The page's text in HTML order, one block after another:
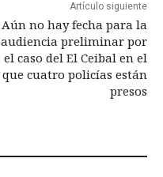
Artículo siguiente
Aún no hay fecha para la
audiencia preliminar por
el caso del El Ceibal en el
que cuatro policías están
presos